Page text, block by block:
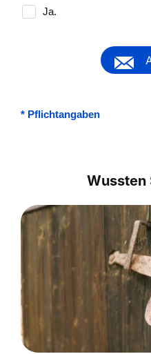
Ja.
* Pflichtangaben
Wussten